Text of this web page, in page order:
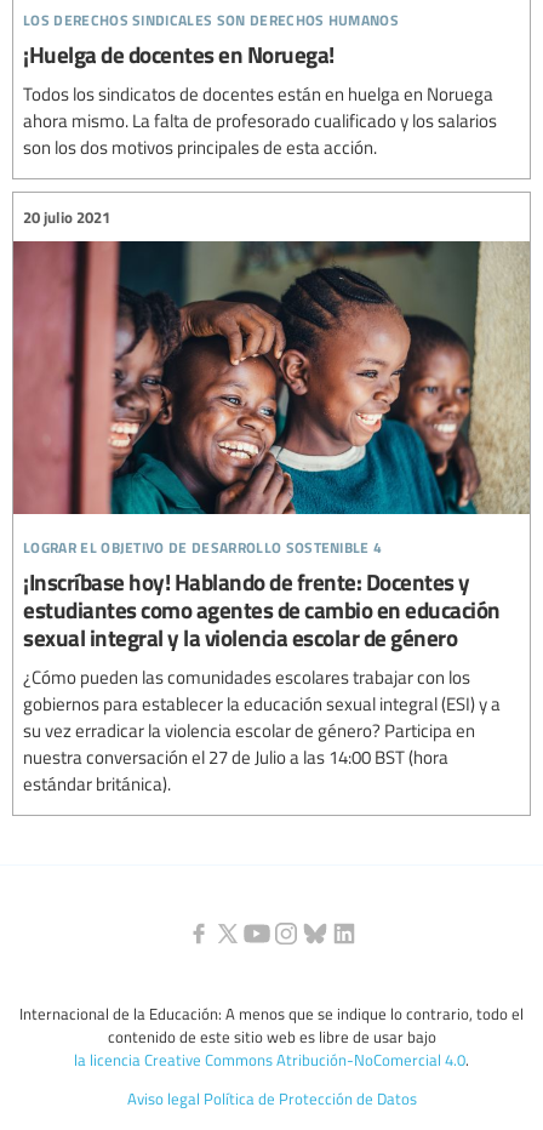
los derechos sindicales son derechos humanos
¡Huelga de docentes en Noruega!
Todos los sindicatos de docentes están en huelga en Noruega
ahora mismo. La falta de profesorado cualificado y los salarios
son los dos motivos principales de esta acción.
lograr el objetivo de desarrollo sostenible 4
20 julio 2021
¡Inscríbase hoy! Hablando de frente: Docentes y
estudiantes como agentes de cambio en educación
sexual integral y la violencia escolar de género
¿Cómo pueden las comunidades escolares trabajar con los
gobiernos para establecer la educación sexual integral (ESI) y a
su vez erradicar la violencia escolar de género? Participa en
nuestra conversación el 27 de Julio a las 14:00 BST (hora
estándar británica).
Internacional de la Educación: A menos que se indique lo contrario, todo el
contenido de este sitio web es libre de usar bajo
la licencia Creative Commons Atribución-NoComercial 4.0.
Aviso legal Política de Protección de Datos